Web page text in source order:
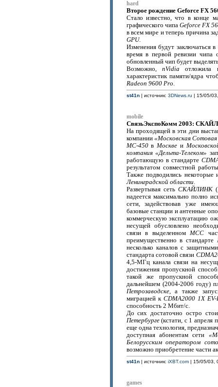
hard
Второе рождение Geforce FX
Стало известно, что в конце
графического чипа Geforce FX
в всем мире и теперь причина
GPU.
Изменения будут заключаться
время в первой ревизии чипа
обновленный чип будет
Возможно, nVidia отложила
характеристик памяти/ядра
Radeon 9600 Pro.
st41n| источник: 3DNews.ru | 15/05/
mobile
СвязьЭкспоКомм 2003:
На проходящей в эти дни
компании «Московская Сотовая
MC-450вМоскве и
компания «Дельта-Телеком»
работающую в стандарте
результатом совместной
Также подводились
Ленинградской области.
Развертывая сеть СКАЙЛИНК(
надеется максимально полно
сети, задействовав уже
базовые станции и антенные
коммерческую эксплуатацию
несущей обусловлено
связи в выделенномМСС
преимущественно в стандарте
несколько каналов с
стандарта сотовой связи
4,5-МГц канала связи на
достижения пропускной
такой же пропускной
дальнейшем (2004-2006 году)
Петрозаводске, а также
миграцией к CDMA2000 1Х EV-
способность 2 Мбит/с.
До сих достаточно остро
Петербурге(кстати, с 1 апреля
еще одна технология,
доступная абонентам сети
Белорусским оператором
возможно приобретение части
st41n| источник: iXBT.com| 15/05/03,
games